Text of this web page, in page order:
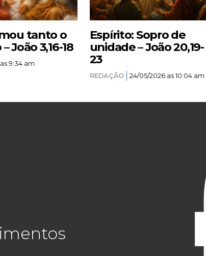
tanto o
João 3,16-18
as 9:34 am
Espírito: Sopro de
unidade – João 20,19-
23
REDAÇÃO 24/05/2026 as 10:04 am